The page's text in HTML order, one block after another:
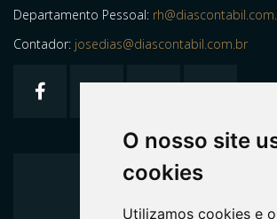
O nosso site
cookies
Utilizamos cookies e
Departamento Pessoal:
Contador: josedias@diascontabil.com.br
Home